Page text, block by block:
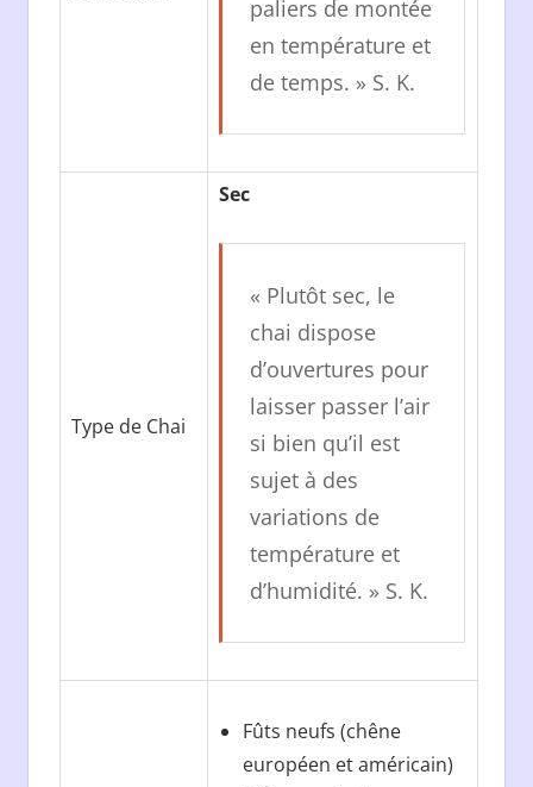
paliers de montée
en température et
de temps. » S. K.
Type de Chai
Sec
« Plutôt sec, le
chai dispose
d’ouvertures pour
laisser passer l’air
si bien qu’il est
sujet à des
variations de
température et
d’humidité. » S. K.
Fûts neufs (chêne
européen et américain)